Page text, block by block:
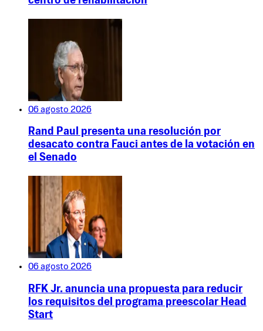
06 agosto 2026
Rand Paul presenta una resolución por
desacato contra Fauci antes de la votación en
el Senado
06 agosto 2026
RFK Jr. anuncia una propuesta para reducir
los requisitos del programa preescolar Head
Start